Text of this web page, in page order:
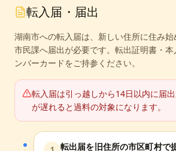
転入届・届出
湖南市への転入届は、新しい住所に住み
市民課へ届出が必要です。転出証明書・
ンバーカードをご持参ください。
転入届は引っ越しから14日以内に届
が遅れると過料の対象になります。
転出届を旧住所の市区町村で